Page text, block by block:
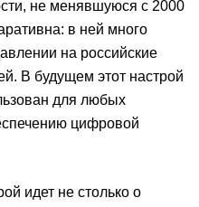
не менявшуюся с 2000
в ней много
на российские
В будущем этот настрой
для любых
цифровой
идет не столько о